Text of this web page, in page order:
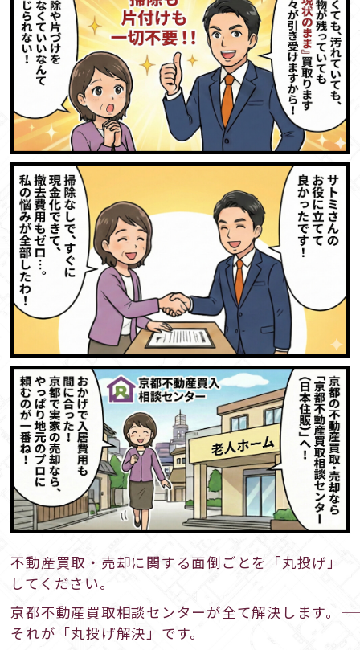
不動産買取・売却に関する面倒ごとを「丸投げ」
してください。
京都不動産買取相談センターが全て解決します。――
それが「丸投げ解決」です。